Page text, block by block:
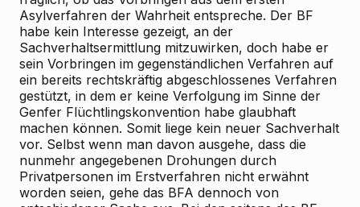
Asylverfahren der Wahrheit entspreche. Der BF
habe kein Interesse gezeigt, an der
Sachverhaltsermittlung mitzuwirken, doch habe er
sein Vorbringen im gegenständlichen Verfahren auf
ein bereits rechtskräftig abgeschlossenes Verfahren
gestützt, in dem er keine Verfolgung im Sinne der
Genfer Flüchtlingskonvention habe glaubhaft
machen können. Somit liege kein neuer Sachverhalt
vor. Selbst wenn man davon ausgehe, dass die
nunmehr angegebenen Drohungen durch
Privatpersonen im Erstverfahren nicht erwähnt
worden seien, gehe das BFA dennoch von